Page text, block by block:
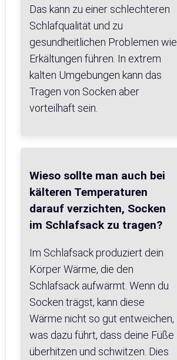
Das kann zu einer schlechteren
Schlafqualität und zu
gesundheitlichen Problemen wie
Erkältungen führen. In extrem
kalten Umgebungen kann das
Tragen von Socken aber
vorteilhaft sein.
Wieso sollte man auch bei
kälteren Temperaturen
darauf verzichten, Socken
im Schlafsack zu tragen?
Im Schlafsack produziert dein
Körper Wärme, die den
Schlafsack aufwärmt. Wenn du
Socken trägst, kann diese
Wärme nicht so gut entweichen,
was dazu führt, dass deine Füße
überhitzen und schwitzen. Dies